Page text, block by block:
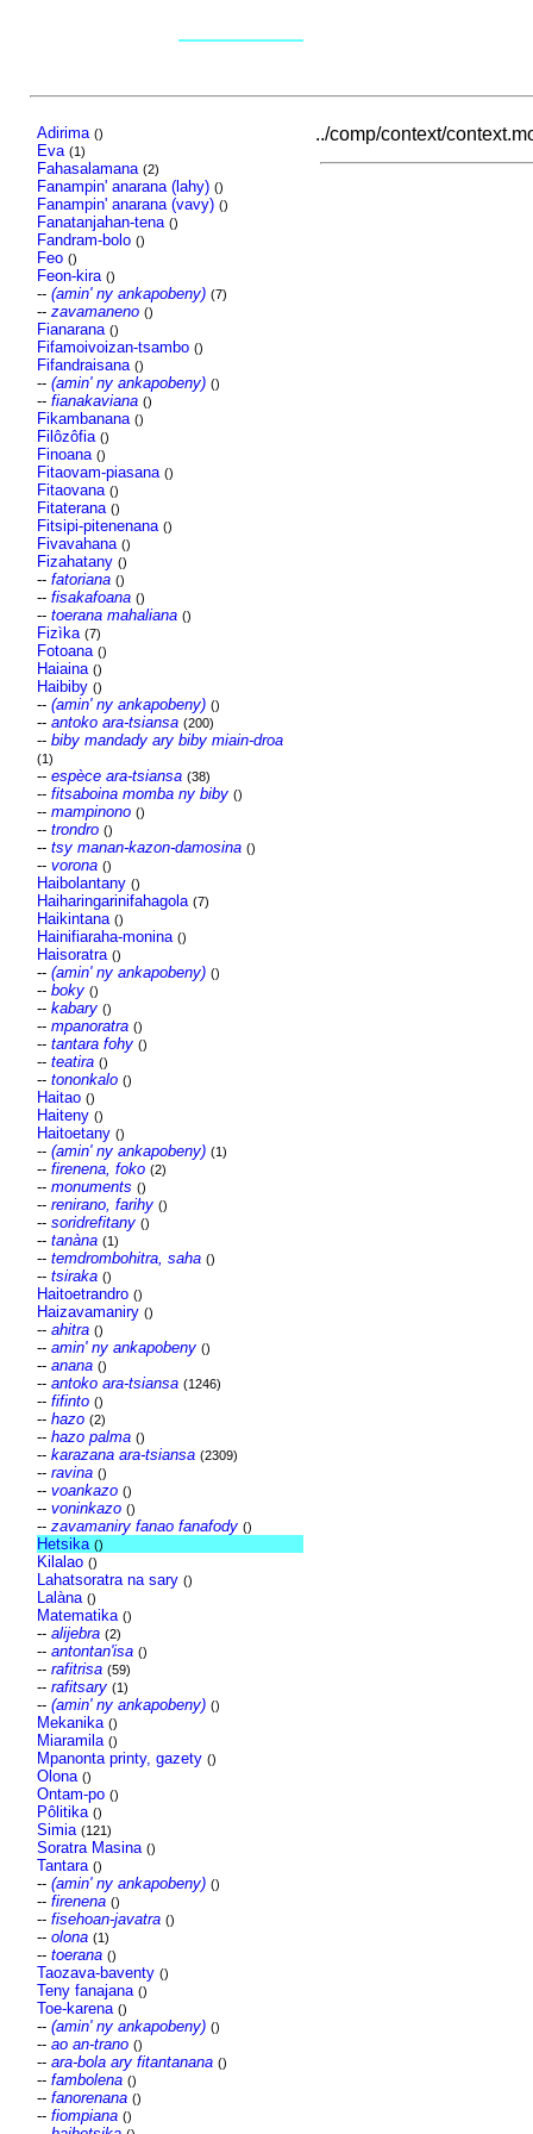
Adirima ()
Eva (1)
Fahasalamana (2)
Fanampin' anarana (lahy) ()
Fanampin' anarana (vavy) ()
Fanatanjahan-tena ()
Fandram-bolo ()
Feo ()
Feon-kira ()
-- (amin' ny ankapobeny) (7)
-- zavamaneno ()
Fianarana ()
Fifamoivoizan-tsambo ()
Fifandraisana ()
-- (amin' ny ankapobeny) ()
-- fianakaviana ()
Fikambanana ()
Filôzôfia ()
Finoana ()
Fitaovam-piasana ()
Fitaovana ()
Fitaterana ()
Fitsipi-pitenenana ()
Fivavahana ()
Fizahatany ()
-- fatoriana ()
-- fisakafoana ()
-- toerana mahaliana ()
Fizìka (7)
Fotoana ()
Haiaina ()
Haibiby ()
-- (amin' ny ankapobeny) ()
-- antoko ara-tsiansa (200)
-- biby mandady ary biby miain-droa
(1)
-- espèce ara-tsiansa (38)
-- fitsaboina momba ny biby ()
-- mampinono ()
-- trondro ()
-- tsy manan-kazon-damosina ()
-- vorona ()
Haibolantany ()
Haiharingarinifahagola (7)
Haikintana ()
Hainifiaraha-monina ()
Haisoratra ()
-- (amin' ny ankapobeny) ()
-- boky ()
-- kabary ()
-- mpanoratra ()
-- tantara fohy ()
-- teatira ()
-- tononkalo ()
Haitao ()
Haiteny ()
Haitoetany ()
-- (amin' ny ankapobeny) (1)
-- firenena, foko (2)
-- monuments ()
-- renirano, farihy ()
-- soridrefitany ()
-- tanàna (1)
-- temdrombohitra, saha ()
-- tsiraka ()
Haitoetrandro ()
Haizavamaniry ()
-- ahitra ()
-- amin' ny ankapobeny ()
-- anana ()
-- antoko ara-tsiansa (1246)
-- fifinto ()
-- hazo (2)
-- hazo palma ()
-- karazana ara-tsiansa (2309)
-- ravina ()
-- voankazo ()
-- voninkazo ()
-- zavamaniry fanao fanafody ()
Hetsika ()
Kilalao ()
Lahatsoratra na sary ()
Lalàna ()
Matematika ()
-- alijebra (2)
-- antontan'isa ()
-- rafitrisa (59)
-- rafitsary (1)
-- (amin' ny ankapobeny) ()
Mekanika ()
Miaramila ()
Mpanonta printy, gazety ()
Olona ()
Ontam-po ()
Pôlitika ()
Simia (121)
Soratra Masina ()
Tantara ()
-- (amin' ny ankapobeny) ()
-- firenena ()
-- fisehoan-javatra ()
-- olona (1)
-- toerana ()
Taozava-baventy ()
Teny fanajana ()
Toe-karena ()
-- (amin' ny ankapobeny) ()
-- ao an-trano ()
-- ara-bola ary fitantanana ()
-- fambolena ()
-- fanorenana ()
-- fiompiana ()
../comp/context/